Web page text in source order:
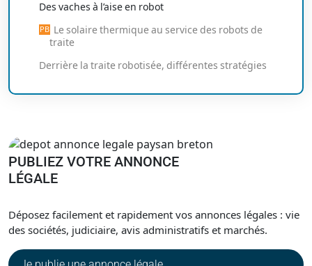
Des vaches à l’aise en robot
Le solaire thermique au service des robots de
traite
Derrière la traite robotisée, différentes stratégies
PUBLIEZ VOTRE ANNONCE
LÉGALE
Déposez facilement et rapidement vos annonces légales : vie
des sociétés, judiciaire, avis administratifs et marchés.